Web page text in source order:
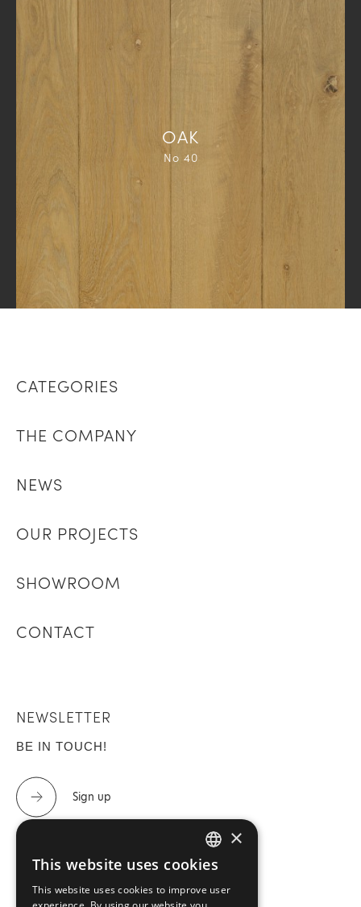
ΟΑΚ
Νο 40
CATEGORIES
THE COMPANY
NEWS
OUR PROJECTS
SHOWROOM
CONTACT
NEWSLETTER
BE IN TOUCH!
Sign up
CONTACT US
GREEK
ENGLISH
×
This website uses cookies
This website uses cookies to improve user